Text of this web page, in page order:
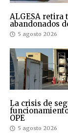
ALGESA retira
abandonados
5 agosto 2026
La crisis de
OPE
5 agosto 2026